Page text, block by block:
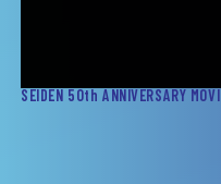
SEIDEN 50th ANNIVERSARY